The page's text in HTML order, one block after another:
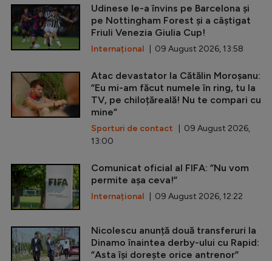
Udinese le-a învins pe Barcelona și
pe Nottingham Forest și a câștigat
Friuli Venezia Giulia Cup!
Internațional | 09 August 2026, 13:58
Atac devastator la Cătălin Moroșanu:
”Eu mi-am făcut numele în ring, tu la
TV, pe chiloțăreală! Nu te compari cu
mine”
Sporturi de contact | 09 August 2026,
13:00
Comunicat oficial al FIFA: ”Nu vom
permite așa ceva!”
Internațional | 09 August 2026, 12:22
Nicolescu anunță două transferuri la
Dinamo înaintea derby-ului cu Rapid:
”Asta își dorește orice antrenor”